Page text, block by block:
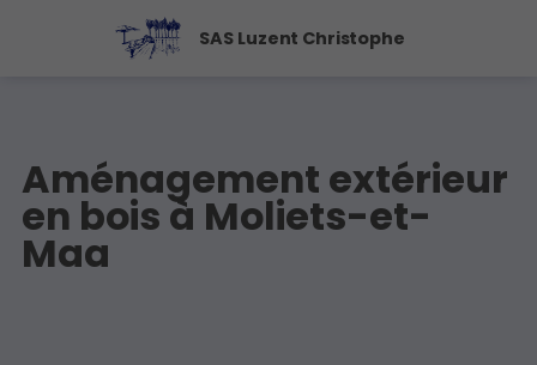
SAS Luzent Christophe
Aménagement extérieur
en bois à Moliets-et-
Maa